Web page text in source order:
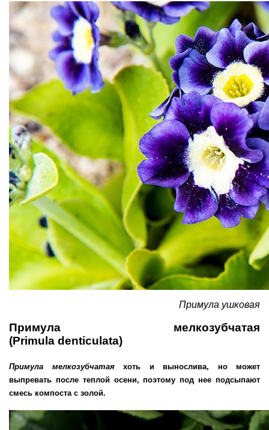
Примула ушковая
Примула мелкозубчатая
(Primula denticulata)
Примула мелкозубчатаяхоть и вынослива, но может
выпревать после теплой осени, поэтому под нее подсыпают
смесь компоста с золой.